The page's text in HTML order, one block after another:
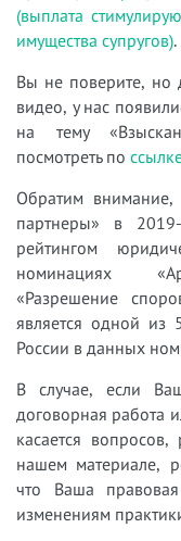
(выплата
имущества супругов)
Вы не поверите, но
видео, у нас
на тему
посмотреть по
Обратим
партнеры» в
рейтингом
номинациях
«Разрешение
является одной из
России в данных
В случае, если
договорная работа
касается
нашем материале,
что Ваша правовая
изменениям